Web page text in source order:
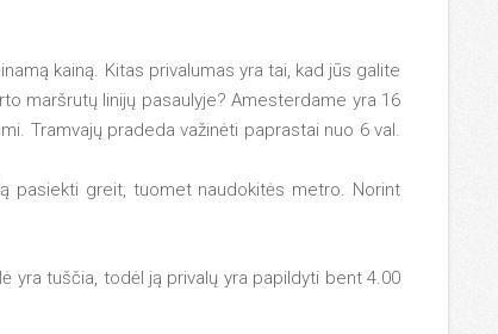
kainą. Kitas privalumas yra tai, kad jūs galite
maršrutų linijų pasaulyje? Amesterdame yra 16
Tramvajų pradeda važinėti paprastai nuo 6 val.
pasiekti greit, tuomet naudokitės metro. Norint
yra tuščia, todėl ją privalų yra papildyti bent 4.00